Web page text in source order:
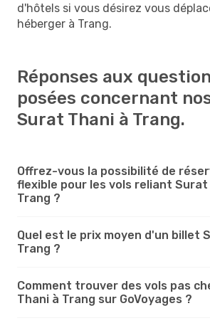
d'hôtels si vous désirez vous
héberger à Trang.
Réponses aux
posées concernant
Surat Thani à Trang.
Offrez-vous la possibilité de
flexible pour les vols reliant Surat
Trang ?
Quel est le prix moyen d'un billet
Trang ?
Comment trouver des vols pas
Thani à Trang sur GoVoyages ?